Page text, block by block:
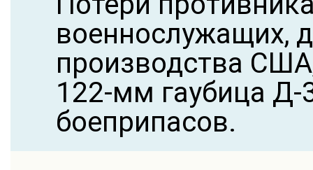
военнослужащих,
производства
122-мм гаубица Д-
боеприпасов.